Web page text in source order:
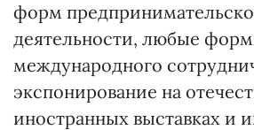
форм
деятельности, любые
международного
экспонирование на
иностранных выставках и